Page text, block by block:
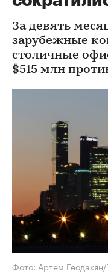
За девять
зарубежные
столичные
$515 млн
Фото: Артем